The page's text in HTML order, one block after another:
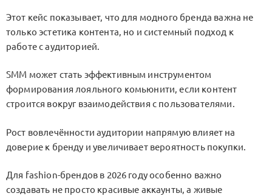
Этот кейс показывает, что для модного бренда важна не
только эстетика контента, но и системный подход к
работе с аудиторией.
SMM может стать эффективным инструментом
формирования лояльного комьюнити, если контент
строится вокруг взаимодействия с пользователями.
Рост вовлечённости аудитории напрямую влияет на
доверие к бренду и увеличивает вероятность покупки.
Для fashion-брендов в 2026 году особенно важно
создавать не просто красивые аккаунты, а живые